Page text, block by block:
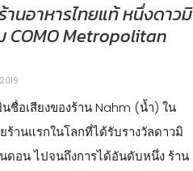
นอาหารไทยแท้ หนึ่งดาวมิ
COMO Metropolitan
ชื่อเสียงของร้าน Nahm (น้ำ) ใน
ร้านแรกในโลกที่ได้รับรางวัลดาวมิ
ดอน ไปจนถึงการได้อันดับหนึ่ง ร้าน